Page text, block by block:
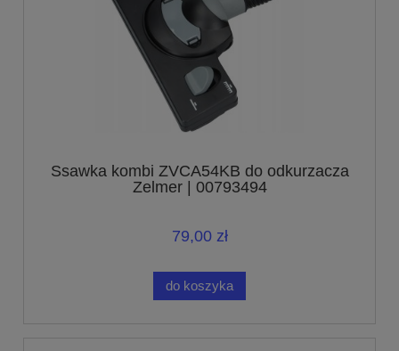
Ssawka kombi ZVCA54KB do odkurzacza
Zelmer | 00793494
79,00 zł
do koszyka